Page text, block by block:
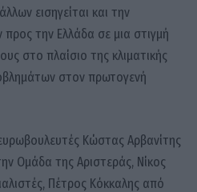
εισηγείται και την
την Ελλάδα σε μια στιγμή
στο πλαίσιο της κλιματικής
στον πρωτογενή
Κώστας Αρβανίτης
Ομάδα της Αριστεράς, Νίκος
Πέτρος Κόκκαλης από